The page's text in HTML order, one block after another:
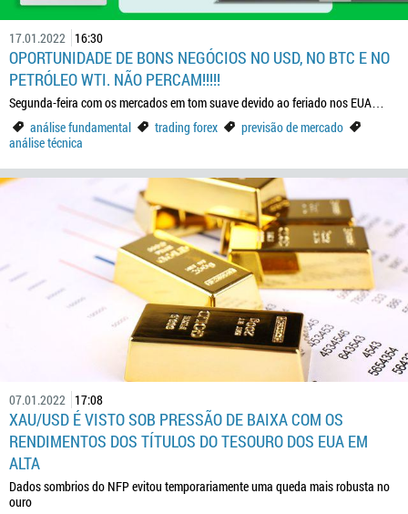
17.01.2022 16:30
OPORTUNIDADE DE BONS NEGÓCIOS NO USD, NO BTC E NO
PETRÓLEO WTI. NÃO PERCAM!!!!!
Segunda-feira com os mercados em tom suave devido ao feriado nos EUA…
análise fundamental
trading forex
previsão de mercado
análise técnica
07.01.2022 17:08
XAU/USD É VISTO SOB PRESSÃO DE BAIXA COM OS
RENDIMENTOS DOS TÍTULOS DO TESOURO DOS EUA EM
ALTA
Dados sombrios do NFP evitou temporariamente uma queda mais robusta no
ouro